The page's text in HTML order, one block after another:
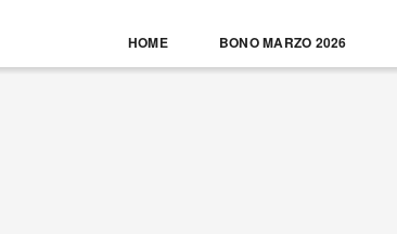
HOME BONO MARZO 2026